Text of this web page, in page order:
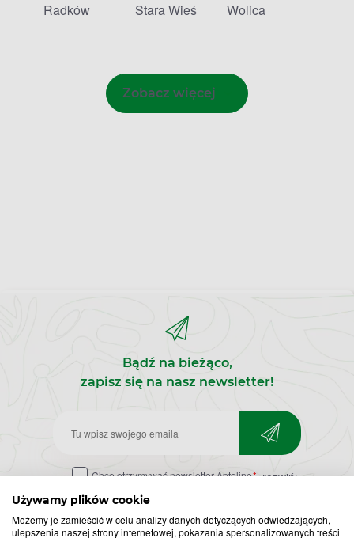
Używamy plików cookie
Możemy je zamieścić w celu analizy danych dotyczących odwiedzających,
ulepszenia naszej strony internetowej, pokazania spersonalizowanych treści
Radków
Stara Wieś
Wolica
Zobacz więcej
Bądź na bieżąco,
zapisz się na nasz newsletter!
Zapisz
do
newslettera
Chcę otrzymywać newsletter Apteline* rozwiń>